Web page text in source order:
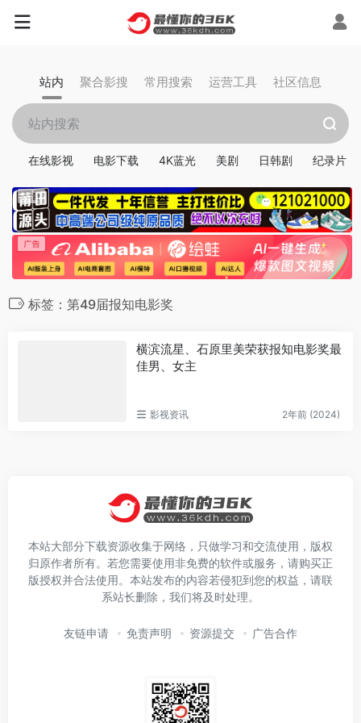
站内 聚合影搜 常用搜索 运营工具 社区信息
在线影视 电影下载 4K蓝光 美剧 日韩剧 纪录片
标签：第49届报知电影奖
横滨流星、石原里美荣获报知电影奖最
佳男、女主
影视资讯 2年前 (2024)
本站大部分下载资源收集于网络，只做学习和交流使用，版权
归原作者所有。若您需要使用非免费的软件或服务，请购买正
版授权并合法使用。本站发布的内容若侵犯到您的权益，请联
系站长删除，我们将及时处理。
友链申请 免责声明 资源提交 广告合作